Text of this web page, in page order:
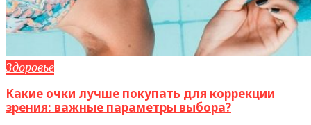
Здоровье
Какие очки лучше покупать для коррекции
зрения: важные параметры выбора?